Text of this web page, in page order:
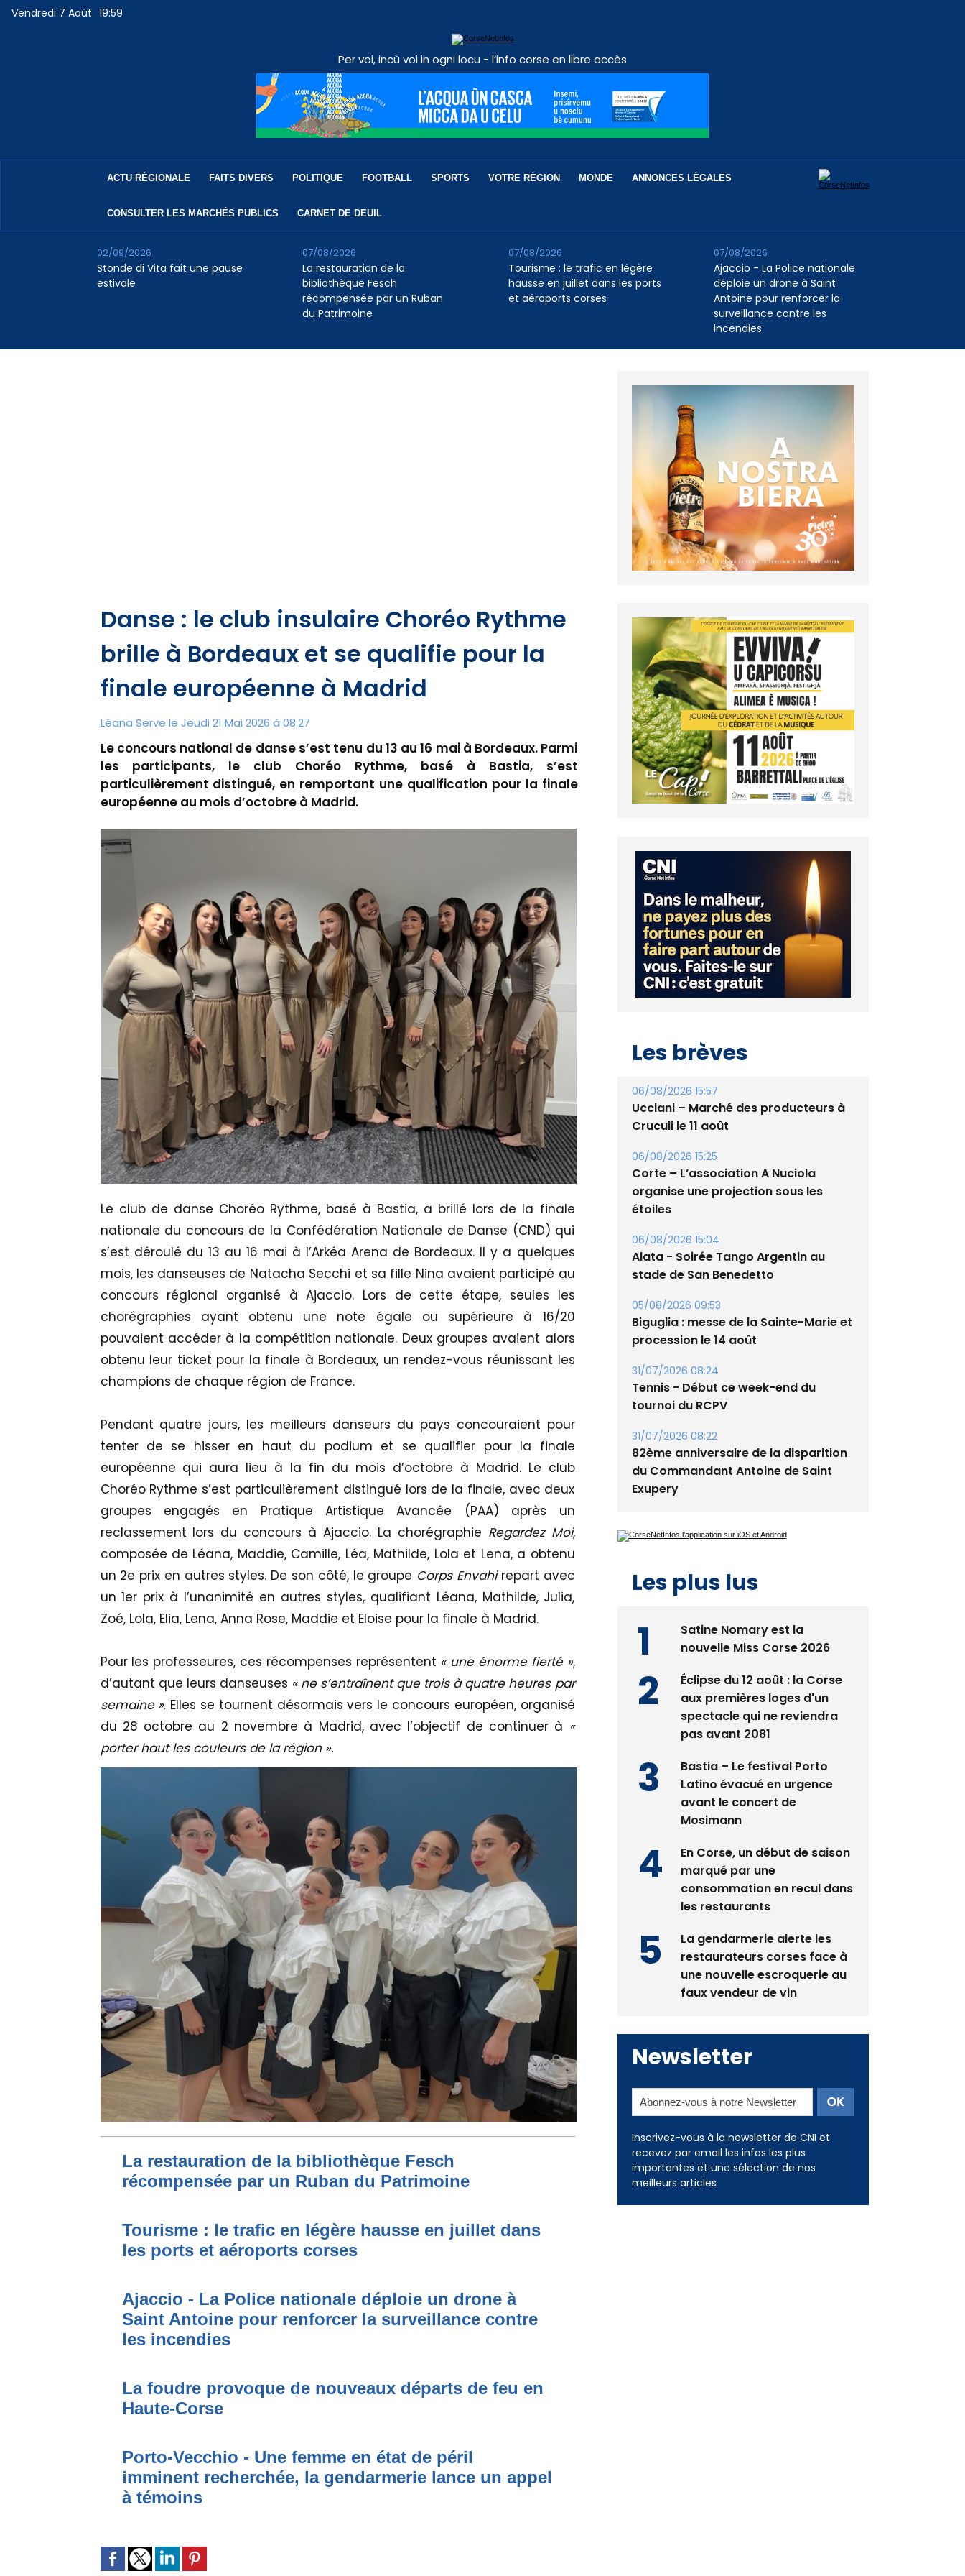
Vendredi 7 Août 19:59
Per voi, incù voi in ogni locu - l’info corse en libre accès
ACTU RÉGIONALE FAITS DIVERS POLITIQUE FOOTBALL SPORTS VOTRE RÉGION MONDE ANNONCES LÉGALES
CONSULTER LES MARCHÉS PUBLICS CARNET DE DEUIL
Stonde di Vita fait une pause
estivale
02/09/2026
La restauration de la
bibliothèque Fesch
récompensée par un Ruban
du Patrimoine
07/08/2026
Tourisme : le trafic en légère
hausse en juillet dans les ports
et aéroports corses
07/08/2026
Ajaccio - La Police nationale
déploie un drone à Saint
Antoine pour renforcer la
surveillance contre les
incendies
07/08/2026
Danse : le club insulaire Choréo Rythme
brille à Bordeaux et se qualifie pour la
finale européenne à Madrid
Léana Serve le Jeudi 21 Mai 2026 à 08:27
Le concours national de danse s’est tenu du 13 au 16 mai à Bordeaux. Parmi
les participants, le club Choréo Rythme, basé à Bastia, s’est
particulièrement distingué, en remportant une qualification pour la finale
européenne au mois d’octobre à Madrid.
Le club de danse Choréo Rythme, basé à Bastia, a brillé lors de la finale
nationale du concours de la Confédération Nationale de Danse (CND) qui
s’est déroulé du 13 au 16 mai à l’Arkéa Arena de Bordeaux. Il y a quelques
mois, les danseuses de Natacha Secchi et sa fille Nina avaient participé au
concours régional organisé à Ajaccio. Lors de cette étape, seules les
chorégraphies ayant obtenu une note égale ou supérieure à 16/20
pouvaient accéder à la compétition nationale. Deux groupes avaient alors
obtenu leur ticket pour la finale à Bordeaux, un rendez-vous réunissant les
champions de chaque région de France.
Pendant quatre jours, les meilleurs danseurs du pays concouraient pour
tenter de se hisser en haut du podium et se qualifier pour la finale
européenne qui aura lieu à la fin du mois d’octobre à Madrid. Le club
Choréo Rythme s’est particulièrement distingué lors de la finale, avec deux
groupes engagés en Pratique Artistique Avancée (PAA) après un
reclassement lors du concours à Ajaccio. La chorégraphie Regardez Moi,
composée de Léana, Maddie, Camille, Léa, Mathilde, Lola et Lena, a obtenu
un 2e prix en autres styles. De son côté, le groupe Corps Envahirepart avec
un 1er prix à l’unanimité en autres styles, qualifiant Léana, Mathilde, Julia,
Zoé, Lola, Elia, Lena, Anna Rose, Maddie et Eloise pour la finale à Madrid.
Pour les professeures, ces récompenses représentent « une énorme fierté »,
d’autant que leurs danseuses « ne s’entraînent que trois à quatre heures par
semaine ». Elles se tournent désormais vers le concours européen, organisé
du 28 octobre au 2 novembre à Madrid, avec l’objectif de continuer à «
porter haut les couleurs de la région ».
La restauration de la bibliothèque Fesch
récompensée par un Ruban du Patrimoine
Tourisme : le trafic en légère hausse en juillet dans
les ports et aéroports corses
Ajaccio - La Police nationale déploie un drone à
Saint Antoine pour renforcer la surveillance contre
les incendies
La foudre provoque de nouveaux départs de feu en
Haute-Corse
Porto-Vecchio - Une femme en état de péril
imminent recherchée, la gendarmerie lance un appel
à témoins
Les brèves
06/08/2026 15:57
Ucciani – Marché des producteurs à
Cruculi le 11 août
06/08/2026 15:25
Corte – L’association A Nuciola
organise une projection sous les
étoiles
06/08/2026 15:04
Alata - Soirée Tango Argentin au
stade de San Benedetto
05/08/2026 09:53
Biguglia : messe de la Sainte-Marie et
procession le 14 août
31/07/2026 08:24
Tennis - Début ce week-end du
tournoi du RCPV
31/07/2026 08:22
82ème anniversaire de la disparition
du Commandant Antoine de Saint
Exupery
Les plus lus
Satine Nomary est la
nouvelle Miss Corse 2026
Éclipse du 12 août : la Corse
aux premières loges d'un
spectacle qui ne reviendra
pas avant 2081
Bastia – Le festival Porto
Latino évacué en urgence
avant le concert de
Mosimann
En Corse, un début de saison
marqué par une
consommation en recul dans
les restaurants
La gendarmerie alerte les
restaurateurs corses face à
une nouvelle escroquerie au
faux vendeur de vin
Newsletter
Inscrivez-vous à la newsletter de CNI et
recevez par email les infos les plus
importantes et une sélection de nos
meilleurs articles